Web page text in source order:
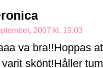
2007 kl. 19:03
va bra!!Hoppas
skönt!Håller